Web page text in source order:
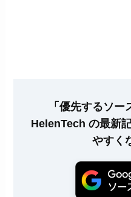
「優先するソー
HelenTech の最新
やすく